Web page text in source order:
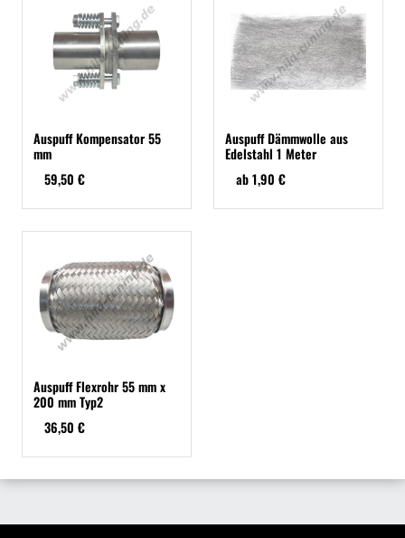
Auspuff Kompensator 55
mm
59,50 €
Auspuff Dämmwolle aus
Edelstahl 1 Meter
ab 1,90 €
Auspuff Flexrohr 55 mm x
200 mm Typ2
36,50 €